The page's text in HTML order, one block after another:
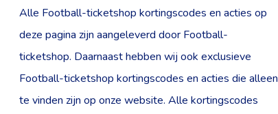
Alle Football-ticketshop kortingscodes en acties op
deze pagina zijn aangeleverd door Football-
ticketshop. Daarnaast hebben wij ook exclusieve
Football-ticketshop kortingscodes en acties die alleen
te vinden zijn op onze website. Alle kortingscodes